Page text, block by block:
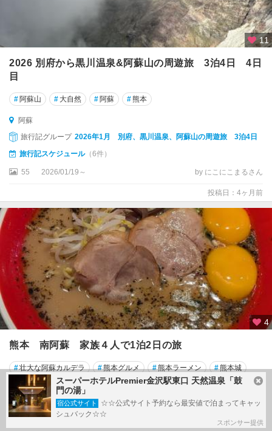
11
2026 別府から黒川温泉&阿蘇山の周遊旅 3泊4日 4日
目
# 阿蘇山 # 大自然 # 阿蘇 #熊本
阿蘇
旅行記グループ 2026年1月 別府、黒川温泉、阿蘇山の周遊旅 3泊4日
旅行記スケジュール（6件）
55 2026/01/19～ by にこにこまるさん
投稿日：4ヶ月前
4
熊本 南阿蘇 家族４人で1泊2日の旅
#壮大な阿蘇カルデラ #熊本グルメ #熊本ラーメン #熊本城
#阿蘇 # 阿蘇山 #黒亭
阿蘇
by Leafyさん
スーパーホテルPremier金沢駅東口 天然温泉「鼓
門の湯」
宿公式サイト
☆☆公式サイト予約なら最安値で泊まってキャッ
シュバック☆☆
スポンサー提供